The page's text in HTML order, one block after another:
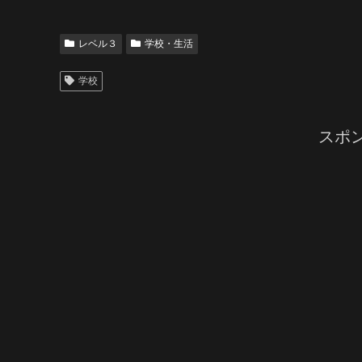
レベル３ 学校・生活
学校
スポ